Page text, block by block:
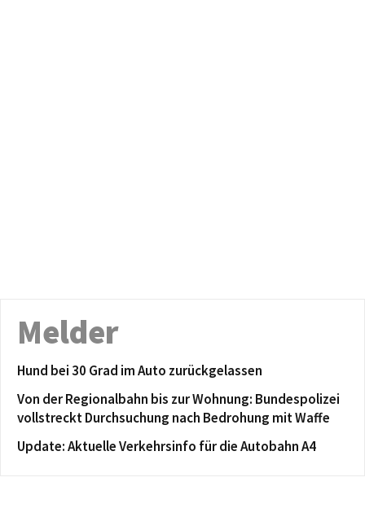
Melder
Hund bei 30 Grad im Auto zurückgelassen
Von der Regionalbahn bis zur Wohnung: Bundespolizei
vollstreckt Durchsuchung nach Bedrohung mit Waffe
Update: Aktuelle Verkehrsinfo für die Autobahn A4